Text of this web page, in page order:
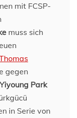
mit FCSP-
muss sich
gegen
Yiyoung Park
in Serie von